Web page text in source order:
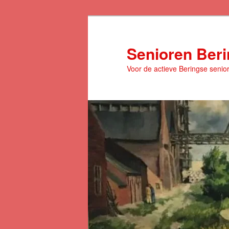
Senioren
Voor de actieve Beringse